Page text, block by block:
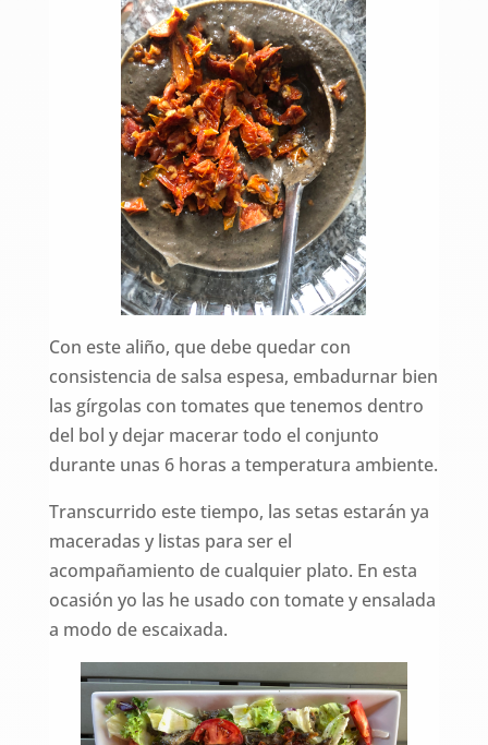
Con este aliño, que debe quedar con
consistencia de salsa espesa, embadurnar bien
las gírgolas con tomates que tenemos dentro
del bol y dejar macerar todo el conjunto
durante unas 6 horas a temperatura ambiente.
Transcurrido este tiempo, las setas estarán ya
maceradas y listas para ser el
acompañamiento de cualquier plato. En esta
ocasión yo las he usado con tomate y ensalada
a modo de escaixada.